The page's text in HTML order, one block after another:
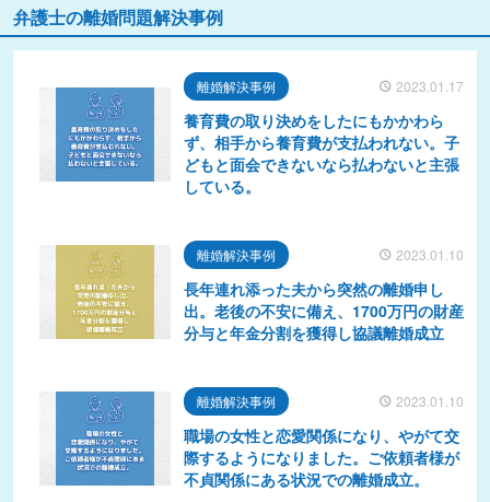
弁護士の離婚問題解決事例
離婚解決事例 2023.01.17
養育費の取り決めをしたにもかかわら
ず、相手から養育費が支払われない。子
どもと面会できないなら払わないと主張
している。
離婚解決事例 2023.01.10
長年連れ添った夫から突然の離婚申し
出。老後の不安に備え、1700万円の財産
分与と年金分割を獲得し協議離婚成立
離婚解決事例 2023.01.10
職場の女性と恋愛関係になり、やがて交
際するようになりました。ご依頼者様が
不貞関係にある状況での離婚成立。